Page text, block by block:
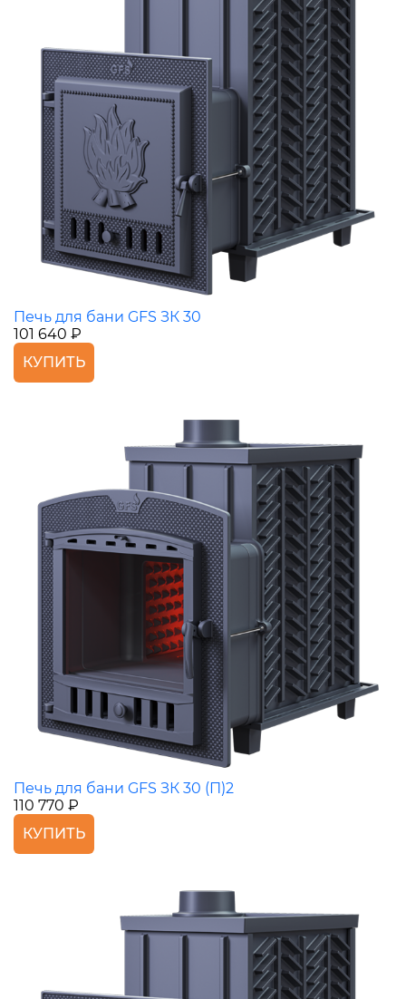
Печь для бани GFS ЗК 30
101 640 ₽
КУПИТЬ
Печь для бани GFS ЗК 30 (П)2
110 770 ₽
КУПИТЬ